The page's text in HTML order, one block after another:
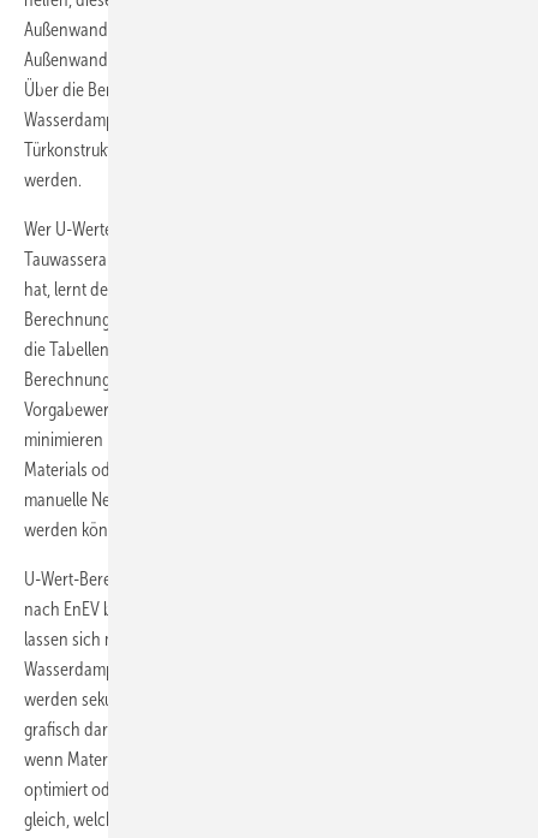
Außenwandkonstruktionen ermitteln oder der Tauwasserausfall in der
Außenwandkonstruktion anhand von Glaserdiagrammen darstellen.
Über die Berechnungen von Temperaturverlauf und
Wasserdampfdiffusion können Wand-, Fenster- und
Türkonstruktionen an ihren kritischen Stellen überprüft und optimiert
werden.
Wer U-Werte von mehrschichtigen Bauteilen, Temperaturen und den
Tauwasseranfall bisher mit Tabellen und Taschenrechner berechnet
hat, lernt den Komfort und die Vorteile von U-Wert-
Berechnungsprogrammen schnell schätzen: Datenbanken erübrigen
die Tabellenrecherche, Rechenalgorithmen machen manuelle
Berechnungen überflüssig, Automatismen beschleunigen Abläufe,
Vorgabewerte vereinfachen die Eingabe, Plausibilitätsprüfungen
minimieren Fehlerquellen. Änderungen eines Wandaufbaus, des
Materials oder der Dicke der Dämmung erfordern keine komplette
manuelle Neuberechnung, sodass Alternativen schnell überprüft
werden können.
U-Wert-Berechnungen nach DIN EN ISO 6946, Bauteilnachweise
nach EnEV bzw. KfW oder Tauwassernachweise nach DIN 4108-3
lassen sich mit wenigen Tastatureingaben erledigen. Die
Wasserdampfdiffusion, der Tauwasseranfall oder Temperaturverläufe
werden sekundenschnell berechnet und als Glaserdiagramme
grafisch dargestellt. Praktisch sind U-Wert-Rechner vor allem dann,
wenn Materialien oder Schichtdicken geändert, Schichtdicken
optimiert oder Varianten miteinander verglichen werden sollen. Ganz
gleich, welche Parameter geändert werden – das Ergebnis steht